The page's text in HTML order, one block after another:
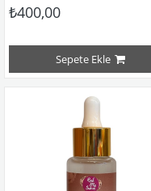
₺400,00
Sepete Ekle